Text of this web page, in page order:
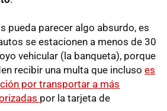
pueda parecer algo absurdo, es
se estacionen a menos de 30
vehicular (la banqueta), porque
recibir una multa que incluso es
por transportar a más
por la tarjeta de